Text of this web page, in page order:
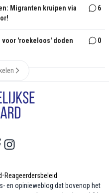
Migranten kruipen via
6
voor 'roekeloos' doden
0
•Reageerdersbeleid
en opinieweblog dat bovenop het